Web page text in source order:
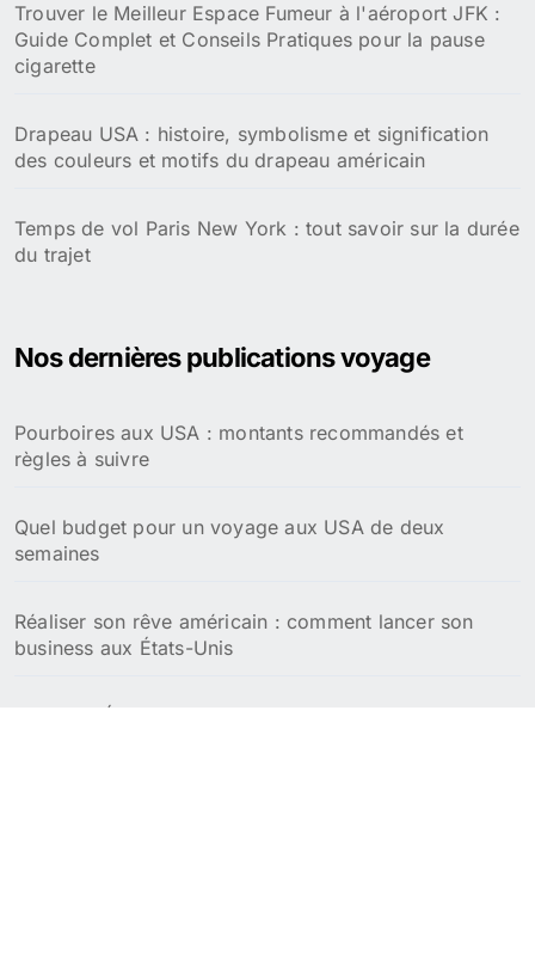
Trouver le Meilleur Espace Fumeur à l'aéroport JFK :
Guide Complet et Conseils Pratiques pour la pause
cigarette
Drapeau USA : histoire, symbolisme et signification
des couleurs et motifs du drapeau américain
Temps de vol Paris New York : tout savoir sur la durée
du trajet
Nos dernières publications voyage
Pourboires aux USA : montants recommandés et
règles à suivre
Quel budget pour un voyage aux USA de deux
semaines
Réaliser son rêve américain : comment lancer son
business aux États-Unis